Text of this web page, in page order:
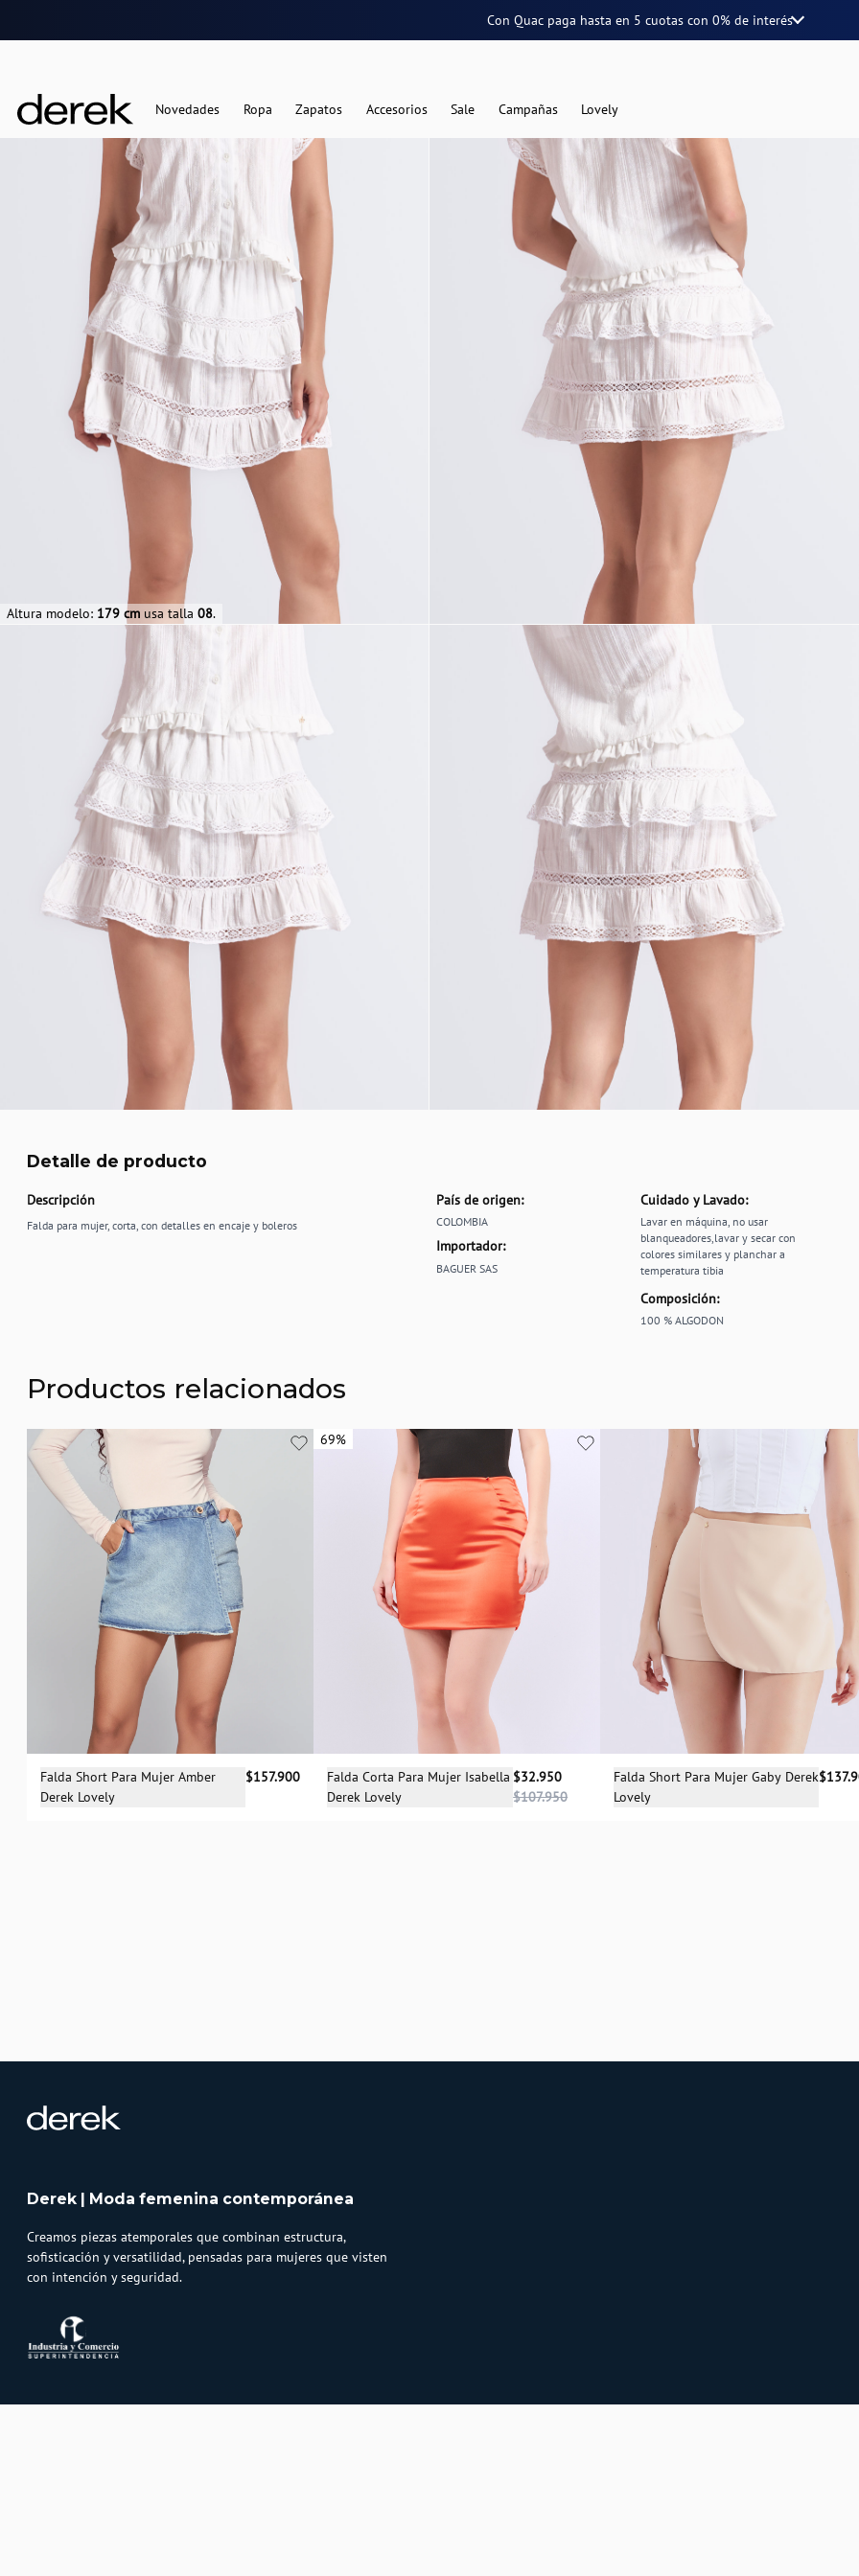
Con Quac paga hasta en 5 cuotascon 0% de interés
Novedades Ropa Zapatos Accesorios Sale Campañas Lovely
Altura modelo: 179 cm usa talla 08.
Detalle de producto
Descripción
Falda para mujer, corta, con detalles en encaje y boleros
País de origen:
COLOMBIA
Importador:
BAGUER SAS
Cuidado y Lavado:
Lavar en máquina, no usar
blanqueadores,lavar y secar con
colores similares y planchar a
temperatura tibia
Composición:
100 % ALGODON
Productos relacionados
Selecciona una talla
Falda Short Para Mujer Amber
Derek Lovely
$157.900
69%
69%
Selecciona una talla
Falda Corta Para Mujer Isabella
Derek Lovely
$32.950
$107.950
Selecciona una talla
Falda Short Para Mujer Gaby Derek
Lovely
Derek | Moda femenina contemporánea
Creamos piezas atemporales que combinan estructura,
sofisticación y versatilidad, pensadas para mujeres que visten
con intención y seguridad.